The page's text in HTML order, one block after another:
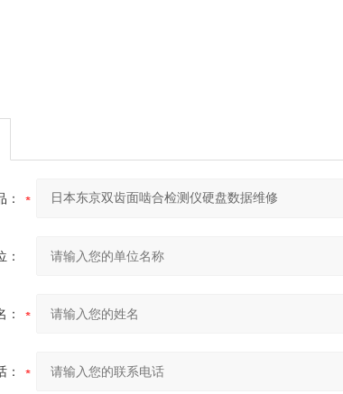
：
：
：
：